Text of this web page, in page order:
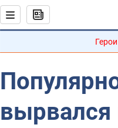
вырвался